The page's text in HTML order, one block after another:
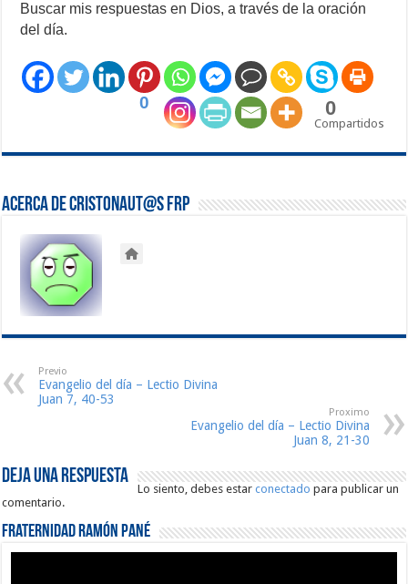
Buscar mis respuestas en Dios, a través de la oración
del día.
0 0
Compartidos
Acerca de Cristonaut@s FRP
Previo
Evangelio del día – Lectio Divina
Juan 7, 40-53
Proximo
Evangelio del día – Lectio Divina
Juan 8, 21-30
Deja una respuesta
Lo siento, debes estarconectado para publicar un
comentario.
Fraternidad Ramón Pané